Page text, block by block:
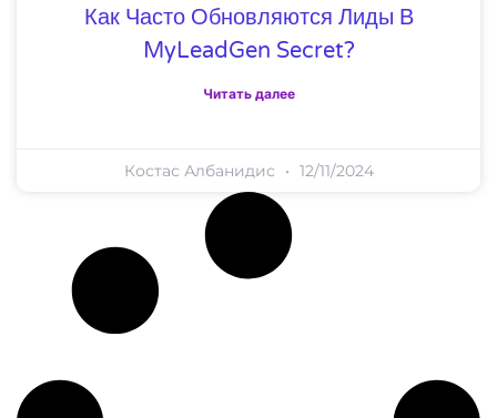
Как Часто Обновляются Лиды В
MyLeadGen Secret?
Читать далее
Костас Албанидис 12/11/2024